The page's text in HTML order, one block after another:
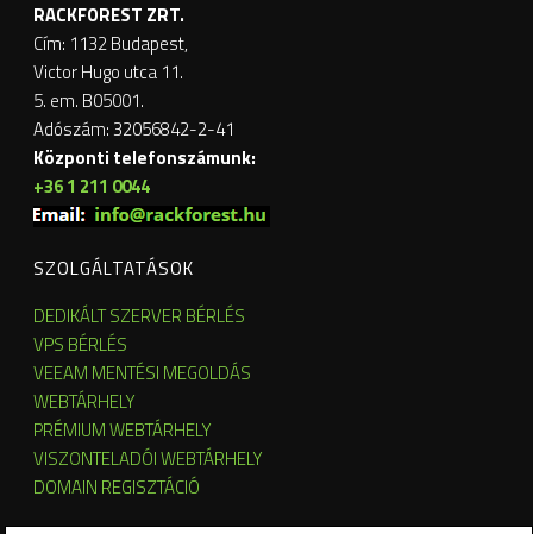
RACKFOREST ZRT.
Cím: 1132 Budapest,
Victor Hugo utca 11.
5. em. B05001.
Adószám: 32056842-2-41
Központi telefonszámunk:
+36 1 211 0044
SZOLGÁLTATÁSOK
DEDIKÁLT SZERVER BÉRLÉS
VPS BÉRLÉS
VEEAM MENTÉSI MEGOLDÁS
WEBTÁRHELY
PRÉMIUM WEBTÁRHELY
VISZONTELADÓI WEBTÁRHELY
DOMAIN REGISZTÁCIÓ